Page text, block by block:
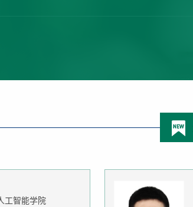
工智能学院